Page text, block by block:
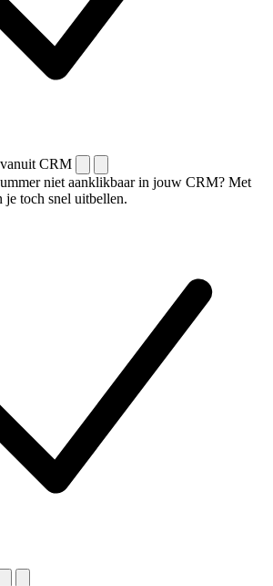
CRM
niet aanklikbaar in jouw CRM? Met
je toch snel uitbellen.